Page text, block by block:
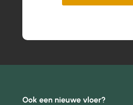
Ook een nieuwe vloer?